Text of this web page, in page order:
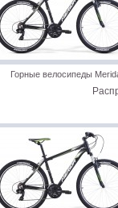
Горные велосипеды